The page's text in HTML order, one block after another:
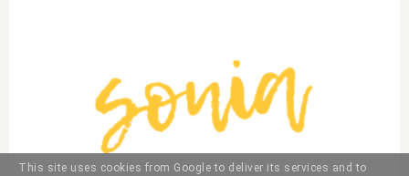
This site uses cookies from Google to deliver its services and to